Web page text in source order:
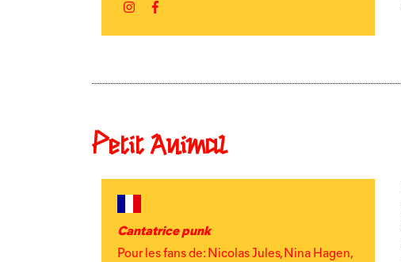
InstagramFacebook
Petit Animal
Cantatrice punk
Pour les fans de: Nicolas Jules, Nina Hagen,